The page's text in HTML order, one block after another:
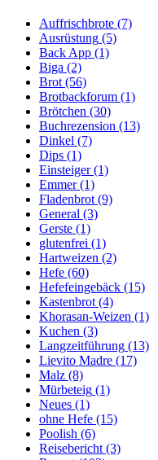
Auffrischbrote (7)
Ausrüstung (5)
Back App (1)
Biga (2)
Brot (56)
Brotbackforum (1)
Brötchen (30)
Buchrezension (13)
Dinkel (7)
Dips (1)
Einsteiger(1)
Emmer(1)
Fladenbrot (9)
General (3)
Gerste (1)
glutenfrei (1)
Hartweizen (2)
Hefe (60)
Hefefeingebäck (15)
Kastenbrot (4)
Khorasan-Weizen (1)
Kuchen (3)
Langzeitführung (13)
Lievito Madre (17)
Malz (8)
Mürbeteig (1)
Neues (1)
ohne Hefe (15)
Poolish (6)
Reisebericht (3)